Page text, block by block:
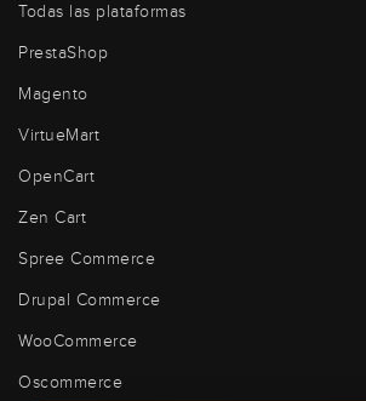
Todas las plataformas
PrestaShop
Magento
VirtueMart
OpenCart
Zen Cart
Spree Commerce
Drupal Commerce
WooCommerce
Oscommerce